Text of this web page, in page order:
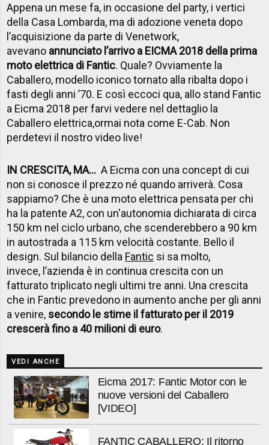
Appena un mese fa, in occasione del party, i vertici
della Casa Lombarda, ma di adozione veneta dopo
l’acquisizione da parte di Venetwork,
avevano annunciato l’arrivo a EICMA 2018 della prima
moto elettrica di Fantic. Quale? Ovviamente la
Caballero, modello iconico tornato alla ribalta dopo i
fasti degli anni ’70. E così eccoci qua, allo stand Fantic
a Eicma 2018 per farvi vedere nel dettaglio la
Caballero elettrica,ormai nota come E-Cab. Non
perdetevi il nostro video live!
IN CRESCITA, MA… A Eicma con una concept di cui
non si conosce il prezzo né quando arriverà. Cosa
sappiamo? Che è una moto elettrica pensata per chi
ha la patente A2, con un'autonomia dichiarata di circa
150 km nel ciclo urbano, che scenderebbero a 90 km
in autostrada a 115 km velocità costante. Bello il
design. Sul bilancio della Fantic si sa molto,
invece, l’azienda è in continua crescita con un
fatturato triplicato negli ultimi tre anni. Una crescita
che in Fantic prevedono in aumento anche per gli anni
a venire, secondo le stime il fatturato per il 2019
crescerà fino a 40 milioni di euro.
VEDI ANCHE
Eicma 2017: Fantic Motor con le
nuove versioni del Caballero
[VIDEO]
FANTIC CABALLERO: Il ritorno